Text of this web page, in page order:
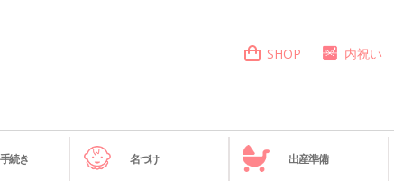
SHOP 内祝い
続き 名づけ 出産準備